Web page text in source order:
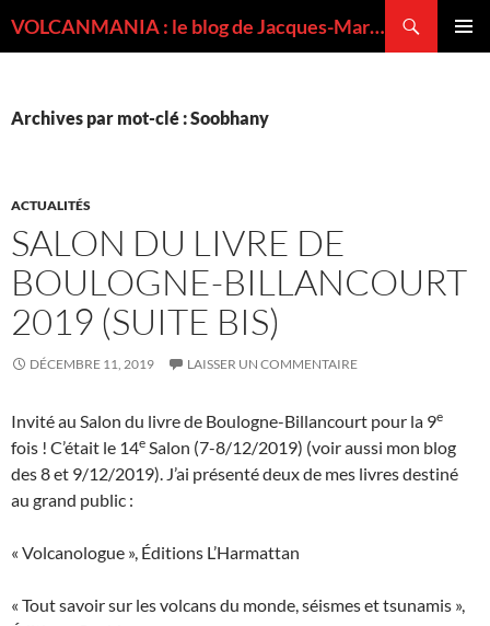
VOLCANMANIA : le blog de Jacques-Marie BARDINTZEFF, volcanologue
Archives par mot-clé : Soobhany
ACTUALITÉS
SALON DU LIVRE DE
BOULOGNE-BILLANCOURT
2019 (SUITE BIS)
DÉCEMBRE 11, 2019 LAISSER UN COMMENTAIRE
Invité au Salon du livre de Boulogne-Billancourt pour la 9e
fois ! C’était le 14e Salon (7-8/12/2019) (voir aussi mon blog
des 8 et 9/12/2019). J’ai présenté deux de mes livres destiné
au grand public :
« Volcanologue », Éditions L’Harmattan
« Tout savoir sur les volcans du monde, séismes et tsunamis »,